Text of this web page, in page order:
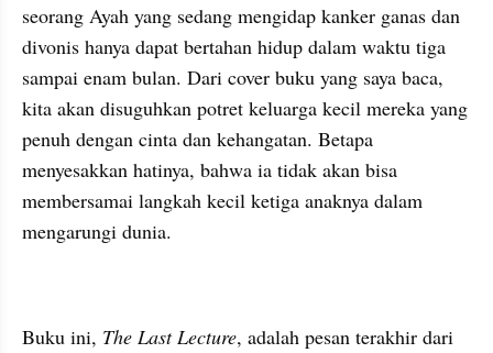
seorang Ayah yang sedang mengidap kanker ganas dan
divonis hanya dapat bertahan hidup dalam waktu tiga
sampai enam bulan. Dari cover buku yang saya baca,
kita akan disuguhkan potret keluarga kecil mereka yang
penuh dengan cinta dan kehangatan. Betapa
menyesakkan hatinya, bahwa ia tidak akan bisa
membersamai langkah kecil ketiga anaknya dalam
mengarungi dunia.
Buku ini, The Last Lecture, adalah pesan terakhir dari